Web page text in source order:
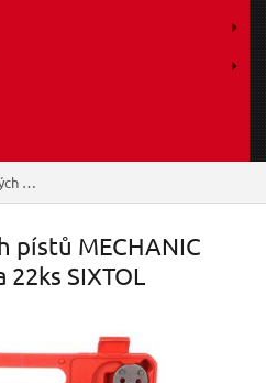
Stlačováky brzdových pístů
pístů MECHANIC
22ks SIXTOL